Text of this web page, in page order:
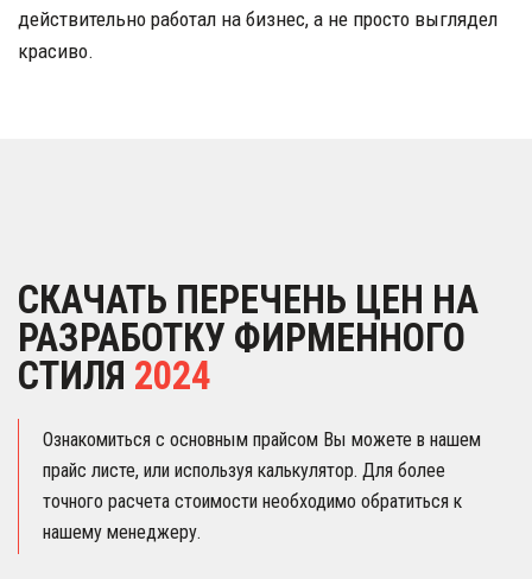
действительно работал на бизнес, а не просто выглядел
красиво.
СКАЧАТЬ ПЕРЕЧЕНЬ ЦЕН НА
РАЗРАБОТКУ ФИРМЕННОГО
СТИЛЯ 2024
Ознакомиться с основным прайсом Вы можете в нашем
прайс листе, или используя калькулятор. Для более
точного расчета стоимости необходимо обратиться к
нашему менеджеру.